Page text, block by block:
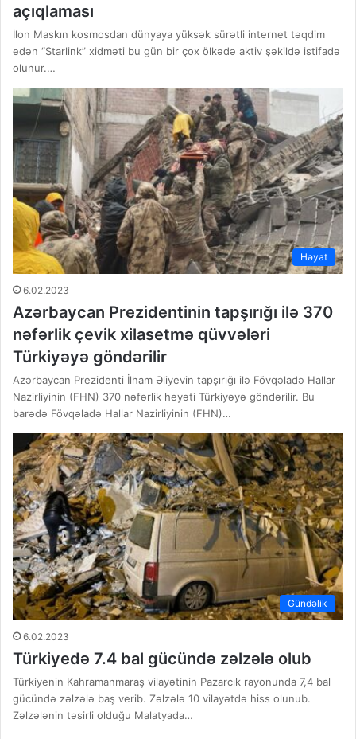
açıqlaması
İlon Maskın kosmosdan dünyaya yüksək sürətli internet təqdim
edən “Starlink” xidməti bu gün bir çox ölkədə aktiv şəkildə istifadə
olunur.…
Həyat
6.02.2023
Azərbaycan Prezidentinin tapşırığı ilə 370
nəfərlik çevik xilasetmə qüvvələri
Türkiyəyə göndərilir
Azərbaycan Prezidenti İlham Əliyevin tapşırığı ilə Fövqəladə Hallar
Nazirliyinin (FHN) 370 nəfərlik heyəti Türkiyəyə göndərilir. Bu
barədə Fövqəladə Hallar Nazirliyinin (FHN)…
Gündəlik
6.02.2023
Türkiyedə 7.4 bal gücündə zəlzələ olub
Türkiyenin Kahramanmaraş vilayətinin Pazarcık rayonunda 7,4 bal
gücündə zəlzələ baş verib. Zəlzələ 10 vilayətdə hiss olunub.
Zəlzələnin təsirli olduğu Malatyada…